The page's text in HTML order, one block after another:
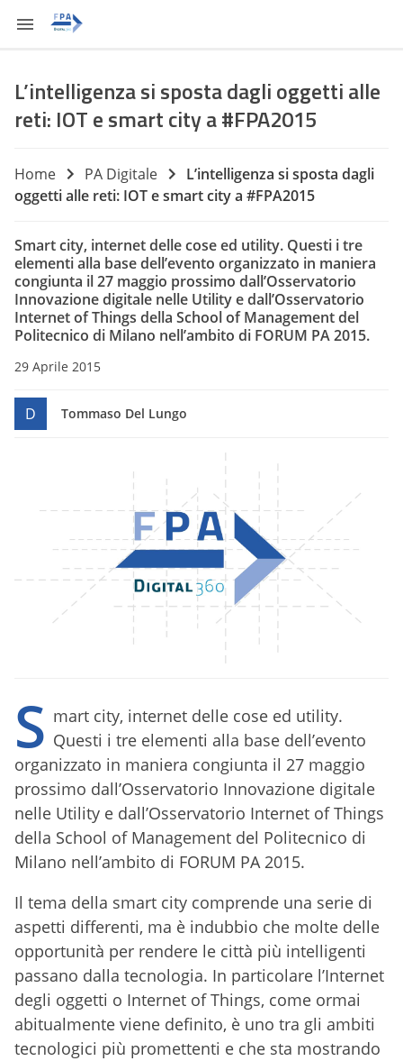
L’intelligenza si sposta dagli oggetti alle
reti: IOT e smart city a #FPA2015
Home PA Digitale
L’intelligenza si sposta dagli
oggetti alle reti: IOT e smart city a #FPA2015
Smart city, internet delle cose ed utility. Questi i tre
elementi alla base dell’evento organizzato in maniera
congiunta il 27 maggio prossimo dall’Osservatorio
Innovazione digitale nelle Utility e dall’Osservatorio
Internet of Things della School of Management del
Politecnico di Milano nell’ambito di FORUM PA 2015.
29 Aprile 2015
D Tommaso Del Lungo
S mart city, internet delle cose ed utility.
Questi i tre elementi alla base dell’evento
organizzato in maniera congiunta il 27 maggio
prossimo dall’Osservatorio Innovazione digitale
nelle Utility e dall’Osservatorio Internet of Things
della School of Management del Politecnico di
Milano nell’ambito di FORUM PA 2015.
Il tema della smart city comprende una serie di
aspetti differenti, ma è indubbio che molte delle
opportunità per rendere le città più intelligenti
passano dalla tecnologia. In particolare l’Internet
degli oggetti o Internet of Things, come ormai
abitualmente viene definito, è uno tra gli ambiti
tecnologici più promettenti e che sta mostrando